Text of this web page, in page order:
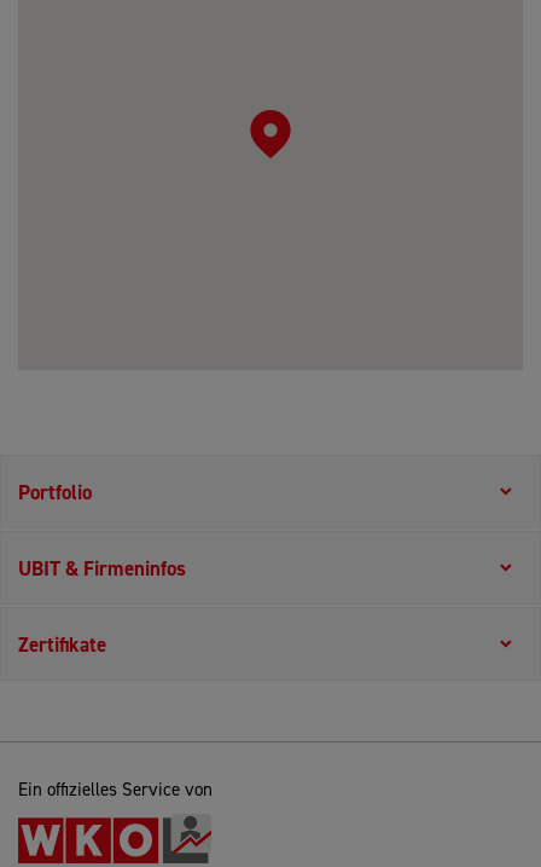
Portfolio
UBIT & Firmeninfos
Zertifikate
Ein offizielles Service von